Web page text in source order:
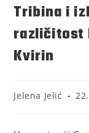
Tribina i
različitost
Kvirin
Jelena Jelić